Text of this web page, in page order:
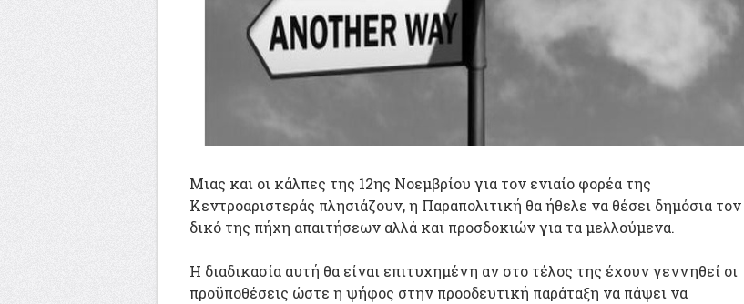
Μιας και οι κάλπες της 12ης Νοεμβρίου για τον ενιαίο φορέα της
Κεντροαριστεράς πλησιάζουν, η Παραπολιτική θα ήθελε να θέσει δημόσια τον
δικό της πήχη απαιτήσεων αλλά και προσδοκιών για τα μελλούμενα.
Η διαδικασία αυτή θα είναι επιτυχημένη αν στο τέλος της έχουν γεννηθεί οι
προϋποθέσεις ώστε η ψήφος στην προοδευτική παράταξη να πάψει να